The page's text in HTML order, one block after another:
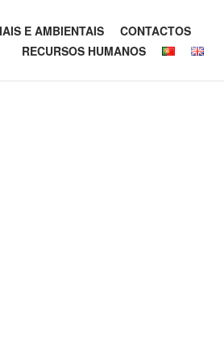
E AMBIENTAIS
CONTACTOS
RECURSOS HUMANOS